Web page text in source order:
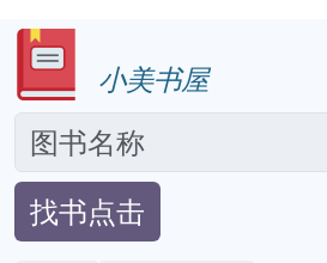
小美书屋
找书点击